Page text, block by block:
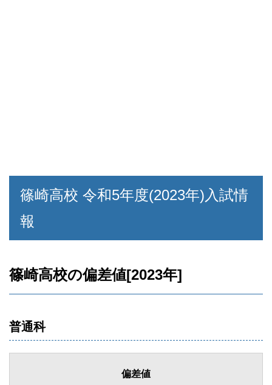
篠崎高校 令和5年度(2023年)入試情
報
篠崎高校の偏差値[2023年]
普通科
偏差値